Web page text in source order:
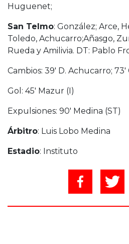
Huguenet;
San Telmo: González; Arce,
Toledo, Achucarro;Añasgo,
Rueda y Amilivia. DT: Pablo
Cambios: 39′ D. Achucarro; 73′
Gol: 45′ Mazur (I)
Expulsiones: 90′ Medina (ST)
Árbitro: Luis Lobo Medina
Estadio: Instituto